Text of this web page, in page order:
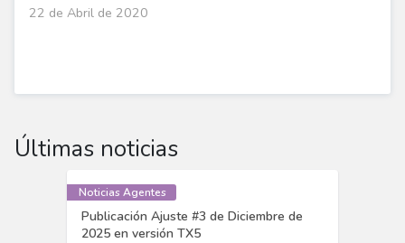
22 de Abril de 2020
Últimas noticias
Noticias Agentes
Publicación Ajuste #3 de Diciembre de
2025 en versión TX5